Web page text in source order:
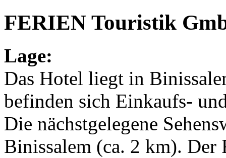
FERIEN Touristik
Lage:
Das Hotel liegt in
befinden sich Einkaufs-
Die nächstgelegene
Binissalem (ca. 2 km). Der